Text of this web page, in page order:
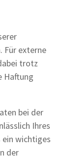
Für externe
trotz
Haftung
bei der
Ihres
ein wichtiges
der